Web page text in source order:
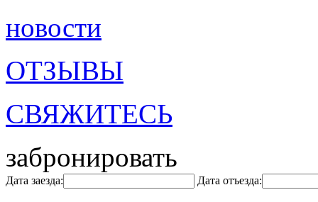
новости
ОТЗЫВЫ
СВЯЖИТЕСЬ
забронировать
Дата заезда: Дата отъезда: